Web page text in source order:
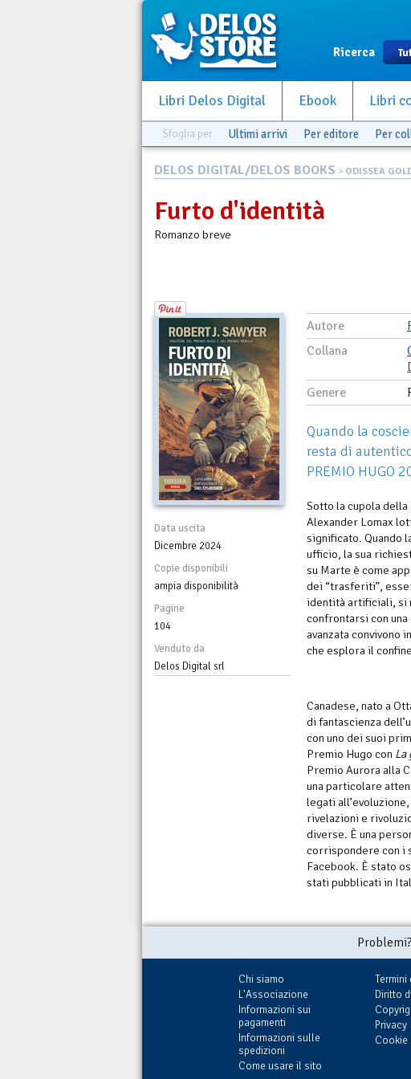
Ricerca
Libri Delos Digital Ebook Libri
Sfoglia per Ultimi arrivi Per editore Per
DELOS DIGITAL/DELOS BOOKS > ODISSEA
Furto d'identità
Romanzo breve
Data uscita
Dicembre 2024
Copie disponibili
ampia disponibilità
Pagine
104
Venduto da
Delos Digital srl
Autore
Collana
Genere
Quando la
resta di
PREMIO HUGO
Sotto la cupola
Alexander Lomax
significato. Quando
ufficio, la sua
su Marte è come
dei “trasferiti”,
identità artificiali, si
confrontarsi con
avanzata convivono
che esplora il
Canadese, nato a
di fantascienza
con uno dei suoi
Premio Hugo con La
Premio Aurora alla
una particolare
legati
rivelazioni e
diverse. È una
corrispondere con i
Facebook. È stato
stati pubblicati in
Chi siamo
L'Associazione
Informazioni sui
pagamenti
Informazioni sulle
spedizioni
Come usare il sito
Termini
Diritto
Privacy